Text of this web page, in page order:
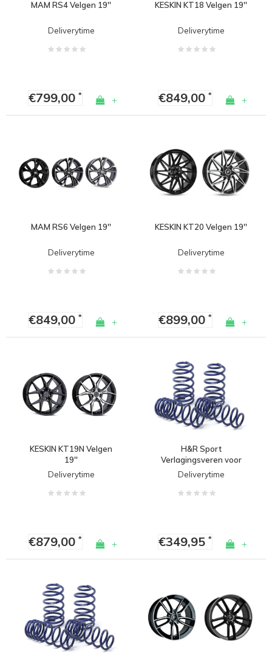
MAM RS4 Velgen 19''
Deliverytime
€799,00* +
KESKIN KT18 Velgen 19''
Deliverytime
€849,00* +
MAM RS6 Velgen 19''
Deliverytime
€849,00* +
KESKIN KT20 Velgen 19''
Deliverytime
€899,00* +
KESKIN KT19N Velgen
19''
Deliverytime
€879,00* +
H&R Sport
Verlagingsveren voor
Volkswagen Golf 7 GTI /
GTD
Deliverytime
€349,95* +